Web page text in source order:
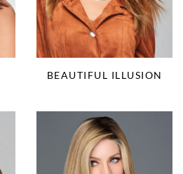
BEAUTIFUL ILLUSION